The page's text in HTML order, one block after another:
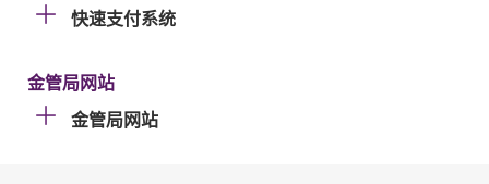
快速支付系统
金管局网站
金管局网站